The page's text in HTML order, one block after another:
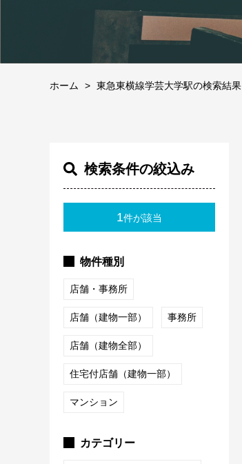
ホーム 東急東横線学芸大学駅の検索結果
検索条件の絞込み
1件が該当
物件種別
店舗・事務所
店舗（建物一部） 事務所
店舗（建物全部）
住宅付店舗（建物一部）
マンション
カテゴリー